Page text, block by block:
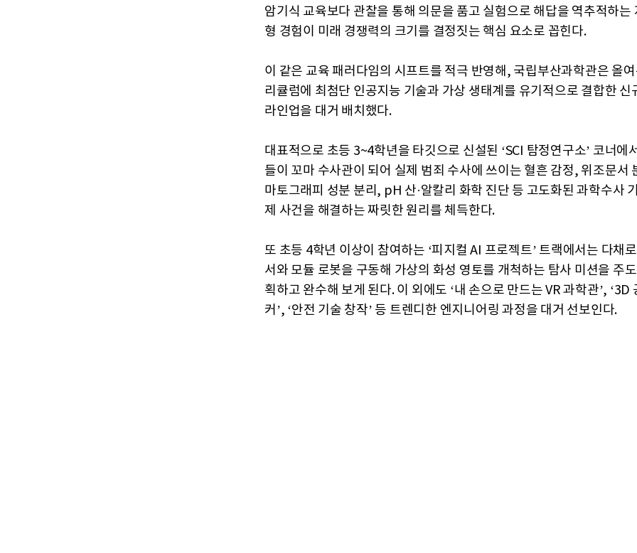
암기식 교육보다 관찰을 통해 의문을 품고 실험으로 해답을 역추적하는
형 경험이 미래 경쟁력의 크기를 결정짓는 핵심 요소로 꼽힌다.
이 같은 교육 패러다임의 시프트를 적극 반영해, 국립부산과학관은 올여
리큘럼에 최첨단 인공지능 기술과 가상 생태계를 유기적으로 결합한 신
라인업을 대거 배치했다.
대표적으로 초등 3~4학년을 타깃으로 신설된 ‘SCI 탐정연구소’ 코너에
들이 꼬마 수사관이 되어 실제 범죄 수사에 쓰이는 혈흔 감정, 위조문서
마토그래피 성분 분리, pH 산·알칼리 화학 진단 등 고도화된 과학수사
제 사건을 해결하는 짜릿한 원리를 체득한다.
또 초등 4학년 이상이 참여하는 ‘피지컬 AI 프로젝트’ 트랙에서는 다채
서와 모듈 로봇을 구동해 가상의 화성 영토를 개척하는 탐사 미션을 주도
획하고 완수해 보게 된다. 이 외에도 ‘내 손으로 만드는 VR 과학관’, ‘3D
커’, ‘안전 기술 창작’ 등 트렌디한 엔지니어링 과정을 대거 선보인다.